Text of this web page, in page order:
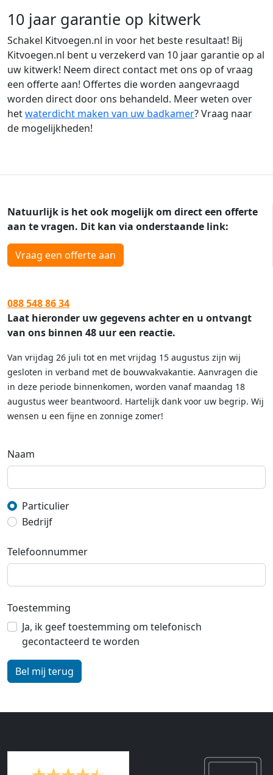
10 jaar garantie op kitwerk
Schakel Kitvoegen.nl in voor het beste resultaat! Bij
Kitvoegen.nl bent u verzekerd van 10 jaar garantie op al
uw kitwerk! Neem direct contact met ons op of vraag
een offerte aan! Offertes die worden aangevraagd
worden direct door ons behandeld. Meer weten over
hetwaterdicht maken van uw badkamer? Vraag naar
de mogelijkheden!
Natuurlijk is het ook mogelijk om direct een offerte
aan te vragen. Dit kan via onderstaande link:
Vraag een offerte aan
088 548 86 34
Laat hieronder uw gegevens achter en u ontvangt
van ons binnen 48 uur een reactie.
Van vrijdag 26 juli tot en met vrijdag 15 augustus zijn wij
gesloten in verband met de bouwvakvakantie. Aanvragen die
in deze periode binnenkomen, worden vanaf maandag 18
augustus weer beantwoord. Hartelijk dank voor uw begrip. Wij
wensen u een fijne en zonnige zomer!
Naam
Particulier
Bedrijf
Telefoonnummer
Toestemming
Ja, ik geef toestemming om telefonisch
gecontacteerd te worden